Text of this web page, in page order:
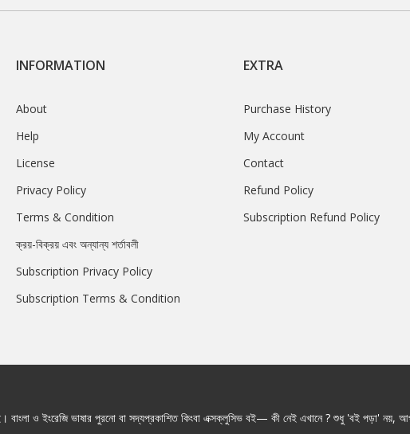
INFORMATION
About
Help
License
Privacy Policy
Terms & Condition
ক্রয়-বিক্রয় এবং অন্যান্য শর্তাবলী
Subscription Privacy Policy
Subscription Terms & Condition
EXTRA
Purchase History
My Account
Contact
Refund Policy
Subscription Refund Policy
বাংলা ও ইংরেজি ভাষার পুরনো বা সদ্যপ্রকাশিত কিংবা এক্সক্লুসিভ বই— কী নেই এখানে ? শুধু 'বই পড়া' নয়,